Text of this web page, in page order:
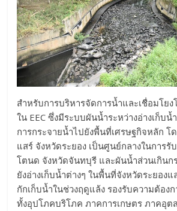
สำหรับการบริหารจัดการน้ำและเชื่อมโยง
ใน EEC ซึ่งมีระบบผันน้ำระหว่างอ่างเก็บ
การกระจายน้ำไปยังพื้นที่เศรษฐกิจหลัก โ
แสร์ จังหวัดระยอง เป็นศูนย์กลางในการรั
โตนด จังหวัดจันทบุรี และผันน้ำส่วนเกินก
ยังอ่างเก็บน้ำต่างๆ ในพื้นที่จังหวัดระยอง
กักเก็บน้ำในช่วงฤดูแล้ง รองรับความต้อง
ทั้งอุปโภคบริโภค ภาคการเกษตร ภาคอุต